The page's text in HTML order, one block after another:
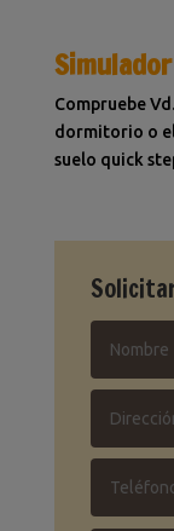
Compruebe
dormitorio o el
suelo quick